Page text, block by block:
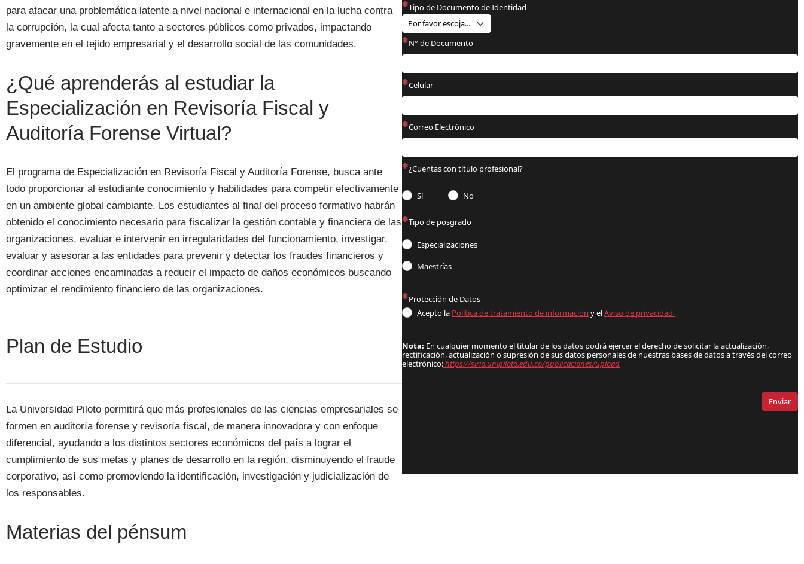
para atacar una problemática latente a nivel nacional e internacional en la lucha contra
la corrupción, la cual afecta tanto a sectores públicos como privados, impactando
gravemente en el tejido empresarial y el desarrollo social de las comunidades.
¿Qué aprenderás al estudiar la
Especialización en Revisoría Fiscal y
Auditoría Forense Virtual?
El programa de Especialización en Revisoría Fiscal y Auditoría Forense, busca ante
todo proporcionar al estudiante conocimiento y habilidades para competir efectivamente
en un ambiente global cambiante. Los estudiantes al final del proceso formativo habrán
obtenido el conocimiento necesario para fiscalizar la gestión contable y financiera de las
organizaciones, evaluar e intervenir en irregularidades del funcionamiento, investigar,
evaluar y asesorar a las entidades para prevenir y detectar los fraudes financieros y
coordinar acciones encaminadas a reducir el impacto de daños económicos buscando
optimizar el rendimiento financiero de las organizaciones.
Plan de Estudio
La Universidad Piloto permitirá que más profesionales de las ciencias empresariales se
formen en auditoría forense y revisoría fiscal, de manera innovadora y con enfoque
diferencial, ayudando a los distintos sectores económicos del país a lograr el
cumplimiento de sus metas y planes de desarrollo en la región, disminuyendo el fraude
corporativo, así como promoviendo la identificación, investigación y judicialización de
los responsables.
Materias del pénsum